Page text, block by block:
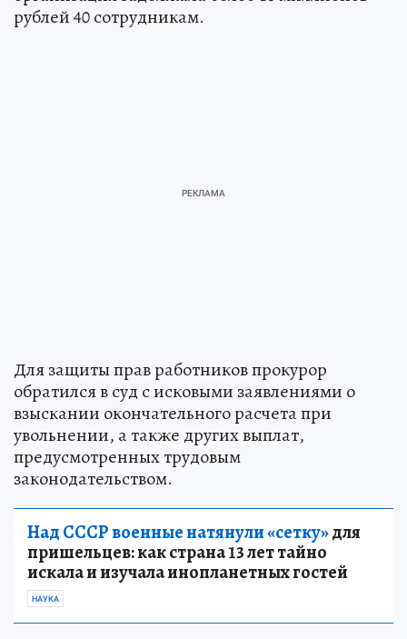
рублей 40 сотрудникам.
Для защиты прав работников прокурор
обратился в суд с исковыми заявлениями о
взыскании окончательного расчета при
увольнении, а также других выплат,
предусмотренных трудовым
законодательством.
Над СССР военные натянули «сетку»для
пришельцев: как страна 13 лет тайно
искала и изучала инопланетных гостей
НАУКА